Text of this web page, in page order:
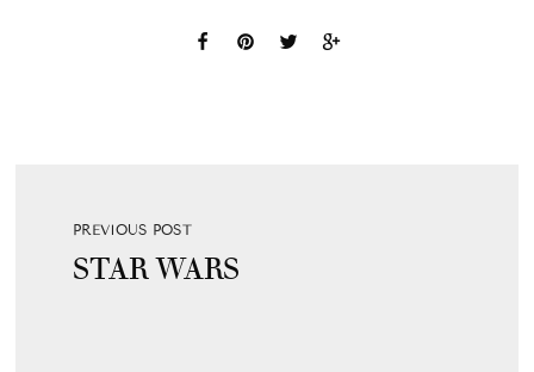
PREVIOUS POST
STAR WARS